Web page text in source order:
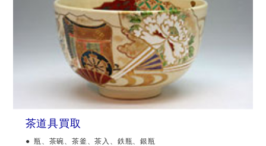
茶道具買取
瓶、茶碗、茶釜、茶入、鉄瓶、銀瓶